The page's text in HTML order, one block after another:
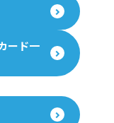
ード一